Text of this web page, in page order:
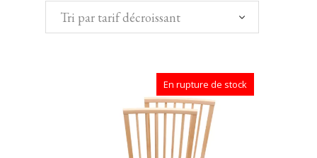
Tri par tarif décroissant
En rupture de stock